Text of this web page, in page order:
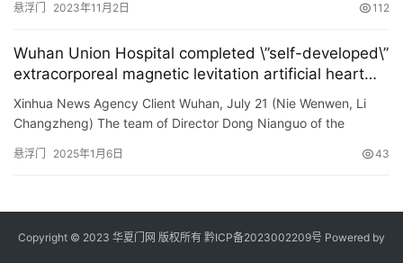
“银河之光”，名字取的很大，让我们一起来看看吧。 银河之光这一
政为它做了设计理念的阐释。 新车采用了吉利银河的新标识LO…
悬浮门 2023年11月2日 112
Wuhan Union Hospital completed \”self-developed\”
extracorporeal magnetic levitation artificial heart
implantation surgery
Xinhua News Agency Client Wuhan, July 21 (Nie Wenwen, Li
Changzheng) The team of Director Dong Nianguo of the
Affiliate…
悬浮门 2025年1月6日 43
Copyright © 2023 华夏门网 版权所有 黔ICP备2023002209号 Powered by